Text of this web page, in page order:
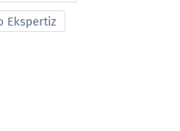
Ekspertiz